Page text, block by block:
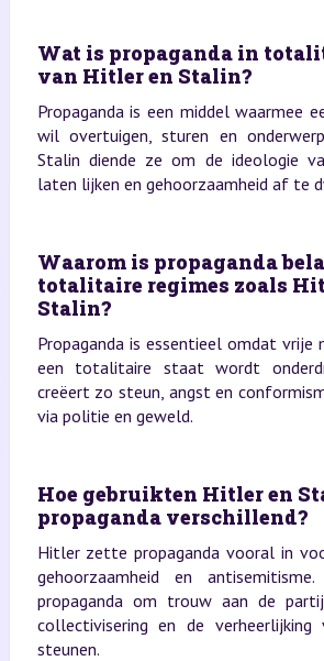
Wat is propaganda in
van Hitler en Stalin?
Propaganda is een middel waarmee
wil overtuigen, sturen en
Stalin diende ze om de ideologie
laten lijken en gehoorzaamheid af te
Waarom is propaganda
totalitaire regimes zoals
Stalin?
Propaganda is essentieel omdat vrije
een totalitaire staat wordt
creëert zo steun, angst en
via politie en geweld.
Hoe gebruikten Hitler en
propaganda verschillend?
Hitler zette propaganda vooral in
gehoorzaamheid en
propaganda om trouw aan de partij,
collectivisering en de
steunen.